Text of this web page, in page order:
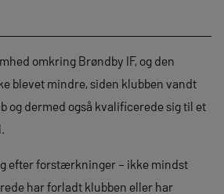
omkring Brøndby IF, og den
blevet mindre, siden klubben vandt
og dermed også kvalificerede sig til et
efter forstærkninger – ikke mindst
har forladt klubben eller har